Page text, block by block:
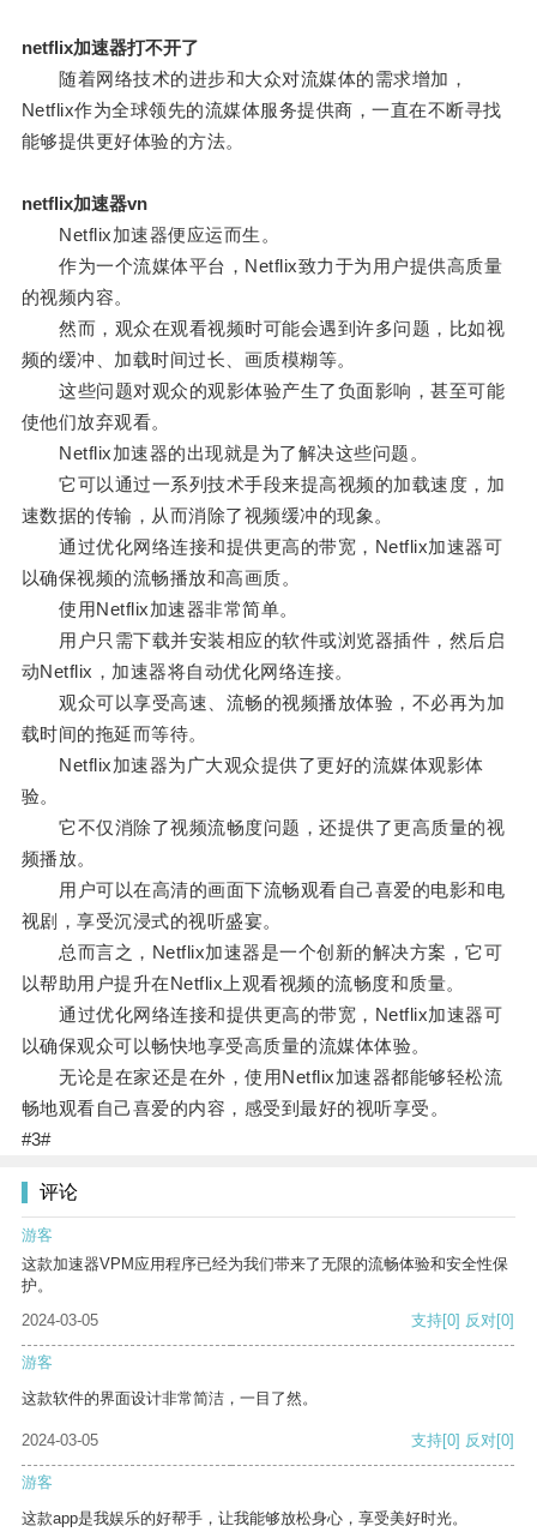
netflix加速器打不开了
随着网络技术的进步和大众对流媒体的需求增加，
Netflix作为全球领先的流媒体服务提供商，一直在不断寻找
能够提供更好体验的方法。
netflix加速器vn
Netflix加速器便应运而生。
作为一个流媒体平台，Netflix致力于为用户提供高质量
的视频内容。
然而，观众在观看视频时可能会遇到许多问题，比如视
频的缓冲、加载时间过长、画质模糊等。
这些问题对观众的观影体验产生了负面影响，甚至可能
使他们放弃观看。
Netflix加速器的出现就是为了解决这些问题。
它可以通过一系列技术手段来提高视频的加载速度，加
速数据的传输，从而消除了视频缓冲的现象。
通过优化网络连接和提供更高的带宽，Netflix加速器可
以确保视频的流畅播放和高画质。
使用Netflix加速器非常简单。
用户只需下载并安装相应的软件或浏览器插件，然后启
动Netflix，加速器将自动优化网络连接。
观众可以享受高速、流畅的视频播放体验，不必再为加
载时间的拖延而等待。
Netflix加速器为广大观众提供了更好的流媒体观影体
验。
它不仅消除了视频流畅度问题，还提供了更高质量的视
频播放。
用户可以在高清的画面下流畅观看自己喜爱的电影和电
视剧，享受沉浸式的视听盛宴。
总而言之，Netflix加速器是一个创新的解决方案，它可
以帮助用户提升在Netflix上观看视频的流畅度和质量。
通过优化网络连接和提供更高的带宽，Netflix加速器可
以确保观众可以畅快地享受高质量的流媒体体验。
无论是在家还是在外，使用Netflix加速器都能够轻松流
畅地观看自己喜爱的内容，感受到最好的视听享受。
#3#
评论
游客
这款加速器VPM应用程序已经为我们带来了无限的流畅体验和安全性保
护。
2024-03-05
支持[0] 反对[0]
游客
这款软件的界面设计非常简洁，一目了然。
2024-03-05 支持[0] 反对[0]
游客
这款app是我娱乐的好帮手，让我能够放松身心，享受美好时光。